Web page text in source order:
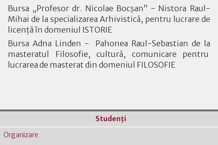
Bursa „Profesor dr. Nicolae Bocşan” - Nistora Raul-
Mihai de la specializarea Arhivistică, pentru lucrare de
licență în domeniul ISTORIE
Bursa Adna Linden - Pahonea Raul-Sebastian de la
masteratul Filosofie, cultură, comunicare pentru
lucrarea de masterat din domeniul FILOSOFIE
Studenţi
Organizare